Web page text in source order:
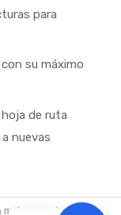
para
su máximo
de ruta
nuevas
experiencia de